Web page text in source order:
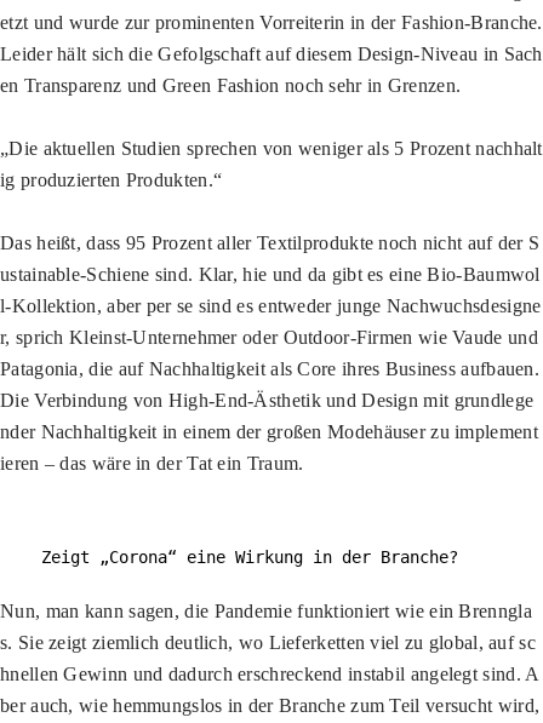
etzt und wurde zur prominenten Vorreiterin in der Fashion-Branche.
Leider hält sich die Gefolgschaft auf diesem Design-Niveau in Sach
en Transparenz und Green Fashion noch sehr in Grenzen.
„Die aktuellen Studien sprechen von weniger als 5 Prozent nachhalt
ig produzierten Produkten.“
Das heißt, dass 95 Prozent aller Textilprodukte noch nicht auf der S
ustainable-Schiene sind. Klar, hie und da gibt es eine Bio-Baumwol
l-Kollektion, aber per se sind es entweder junge Nachwuchsdesigne
r, sprich Kleinst-Unternehmer oder Outdoor-Firmen wie Vaude und
Patagonia, die auf Nachhaltigkeit als Core ihres Business aufbauen.
Die Verbindung von High-End-Ästhetik und Design mit grundlege
nder Nachhaltigkeit in einem der großen Modehäuser zu implement
ieren – das wäre in der Tat ein Traum.
Zeigt „Corona“ eine Wirkung in der Branche?
Nun, man kann sagen, die Pandemie funktioniert wie ein Brenngla
s. Sie zeigt ziemlich deutlich, wo Lieferketten viel zu global, auf sc
hnellen Gewinn und dadurch erschreckend instabil angelegt sind. A
ber auch, wie hemmungslos in der Branche zum Teil versucht wird,